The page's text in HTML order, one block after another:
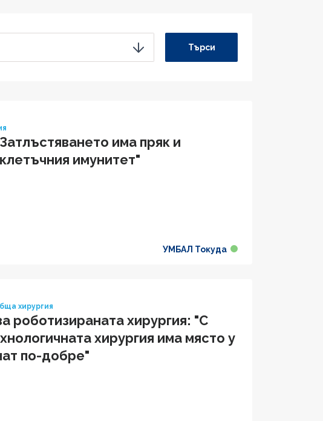
Търси
има пряк и
имунитет"
УМБАЛ Токуда
хирургия
роботизираната хирургия: "С
хирургия има място у
по-добре"